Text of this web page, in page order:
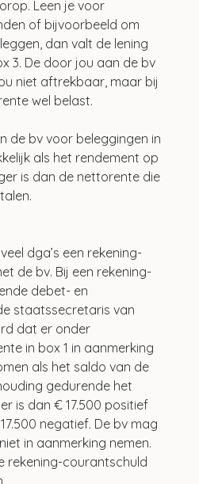
Leen je voor
of bijvoorbeeld om
dan valt de lening
3. De door jou aan de bv
niet aftrekbaar, maar bij
wel belast.
de bv voor beleggingen in
als het rendement op
is dan de nettorente die
dga’s een rekening-
de bv. Bij een rekening-
debet- en
staatssecretaris van
dat er onder
in box 1 in aanmerking
als het saldo van de
gedurende het
is dan € 17.500 positief
negatief. De bv mag
in aanmerking nemen.
rekening-courantschuld